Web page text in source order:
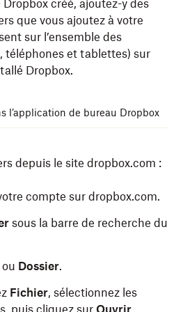
via l’App Store ou le
un compte Dropbox. Un
créé, ajoutez-y des
que vous ajoutez à votre
sur l’ensemble des
téléphones et tablettes) sur
Dropbox.
l’application de bureau Dropbox
depuis le site dropbox.com :
compte sur dropbox.com.
sous la barre de recherche du
ou Dossier.
Fichier, sélectionnez les
puis cliquez sur Ouvrir